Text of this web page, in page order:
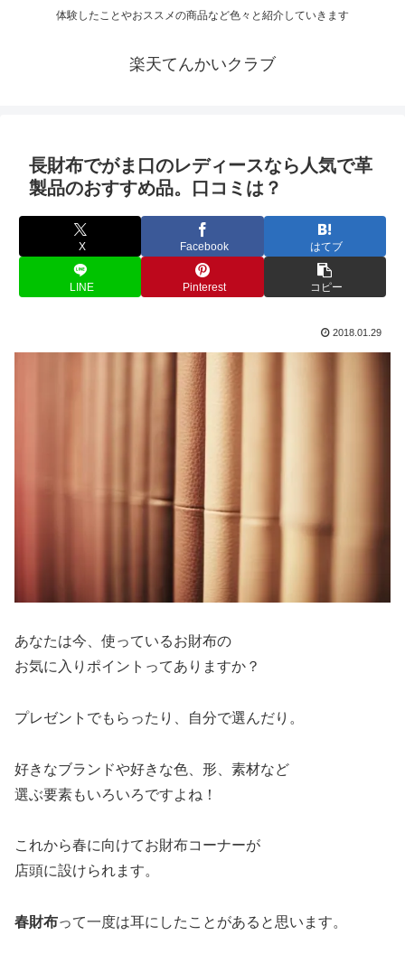
体験したことやおススメの商品など色々と紹介していきます
楽天てんかいクラブ
長財布でがま口のレディースなら人気で革
製品のおすすめ品。口コミは？
X Facebook はてブ
LINE Pinterest コピー
2018.01.29
あなたは今、使っているお財布の
お気に入りポイントってありますか？
プレゼントでもらったり、自分で選んだり。
好きなブランドや好きな色、形、素材など
選ぶ要素もいろいろですよね！
これから春に向けてお財布コーナーが
店頭に設けられます。
春財布って一度は耳にしたことがあると思います。